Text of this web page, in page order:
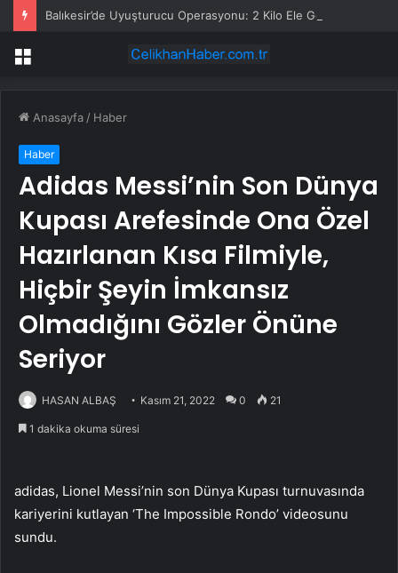
Balıkesir’de Uyuşturucu Operasyonu: 2 Kilo Ele Geçirildi
Menü
Anasayfa / Haber
Haber
Adidas Messi’nin Son Dünya
Kupası Arefesinde Ona Özel
Hazırlanan Kısa Filmiyle,
Hiçbir Şeyin İmkansız
Olmadığını Gözler Önüne
Seriyor
HASAN ALBAŞ Kasım 21, 2022 0 21
1 dakika okuma süresi
adidas, Lionel Messi’nin son Dünya Kupası turnuvasında
kariyerini kutlayan ‘The Impossible Rondo’ videosunu
sundu.